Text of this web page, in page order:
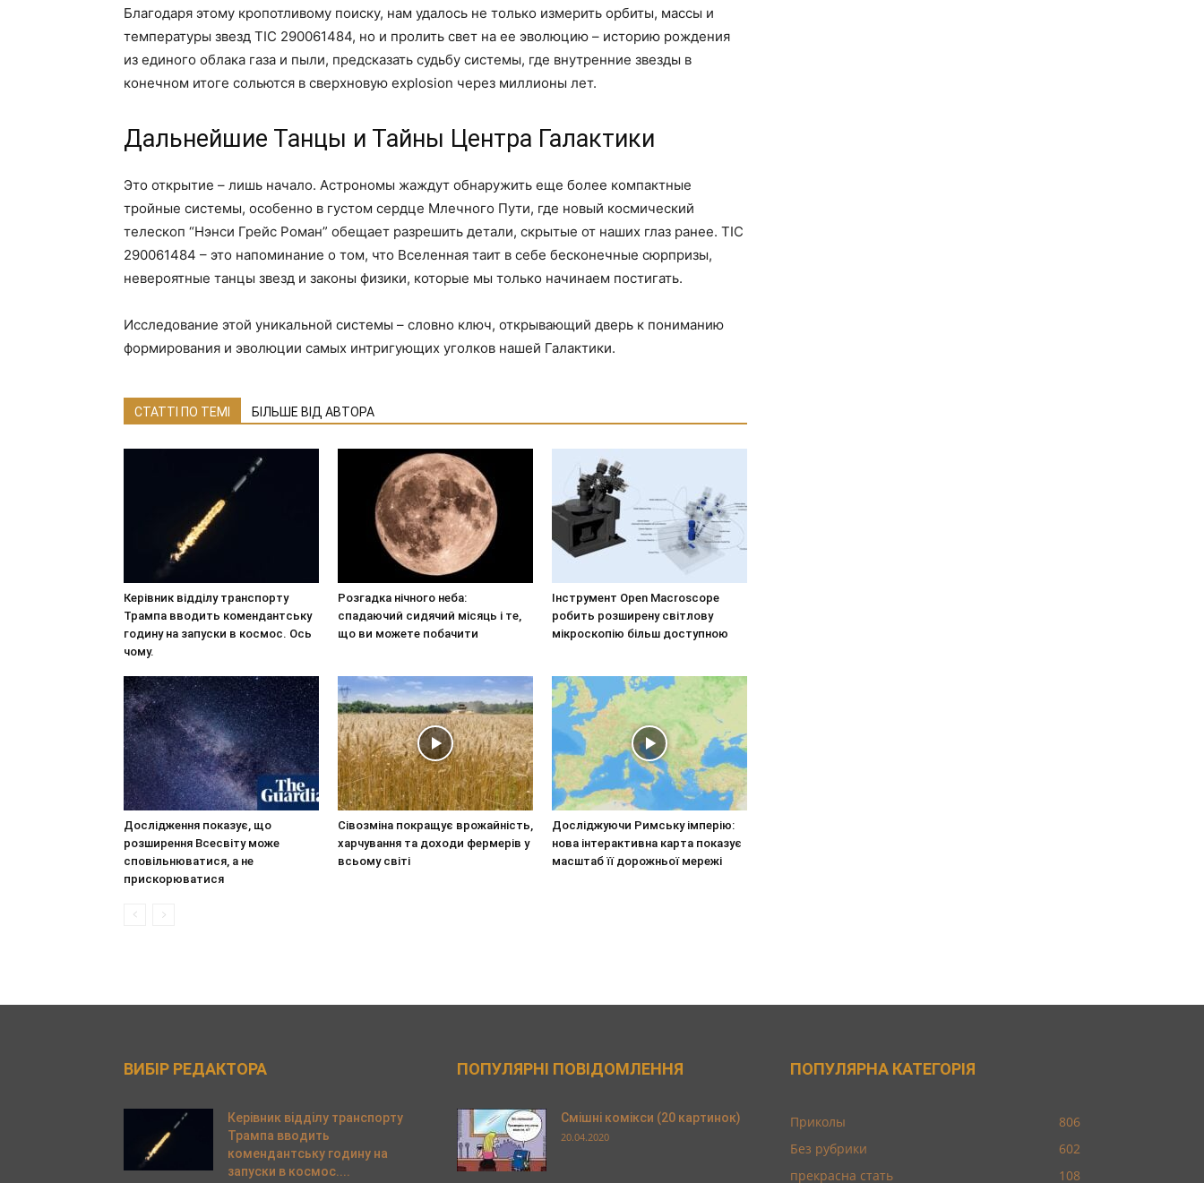
Благодаря этому кропотливому поиску, нам удалось не только измерить орбиты, массы и
температуры звезд TIC 290061484, но и пролить свет на ее эволюцию – историю рождения
из единого облака газа и пыли, предсказать судьбу системы, где внутренние звезды в
конечном итоге сольются в сверхновую explosion через миллионы лет.
Дальнейшие Танцы и Тайны Центра Галактики
Это открытие – лишь начало. Астрономы жаждут обнаружить еще более компактные
тройные системы, особенно в густом сердце Млечного Пути, где новый космический
телескоп “Нэнси Грейс Роман” обещает разрешить детали, скрытые от наших глаз ранее. TIC
290061484 – это напоминание о том, что Вселенная таит в себе бесконечные сюрпризы,
невероятные танцы звезд и законы физики, которые мы только начинаем постигать.
Исследование этой уникальной системы – словно ключ, открывающий дверь к пониманию
формирования и эволюции самых интригующих уголков нашей Галактики.
СТАТТІ ПО ТЕМІ БІЛЬШЕ ВІД АВТОРА
Керівник відділу транспорту
Трампа вводить комендантську
годину на запуски в космос. Ось
чому.
Розгадка нічного неба:
спадаючий сидячий місяць і те,
що ви можете побачити
Інструмент Open Macroscope
робить розширену світлову
мікроскопію більш доступною
Дослідження показує, що
розширення Всесвіту може
сповільнюватися, а не
прискорюватися
Сівозміна покращує врожайність,
харчування та доходи фермерів у
всьому світі
Досліджуючи Римську імперію:
нова інтерактивна карта показує
масштаб її дорожньої мережі
ВИБІР РЕДАКТОРА
Керівник відділу транспорту
Трампа вводить
комендантську годину на
запуски в космос....
ПОПУЛЯРНІ ПОВІДОМЛЕННЯ
Смішні комікси (20 картинок)
20.04.2020
ПОПУЛЯРНА КАТЕГОРІЯ
Приколы
806
Без рубрики
602
прекрасна стать
108